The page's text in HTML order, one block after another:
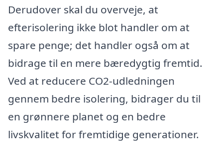
Derudover skal du overveje, at
efterisolering ikke blot handler om at
spare penge; det handler også om at
bidrage til en mere bæredygtig fremtid.
Ved at reducere CO2-udledningen
gennem bedre isolering, bidrager du til
en grønnere planet og en bedre
livskvalitet for fremtidige generationer.